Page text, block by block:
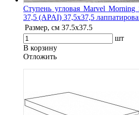
Ступень угловая Marvel
37,5 (APAI) 37,5x37,5
Размер, см 37.5x37.5
шт
В корзину
Oтложить